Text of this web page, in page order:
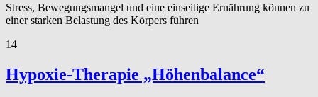
Stress, Bewegungsmangel und eine einseitige Ernährung können zu
einer starken Belastung des Körpers führen
14
Hypoxie-Therapie „Höhenbalance“